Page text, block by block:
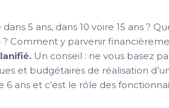
5 ans, dans 10 voire 15 ans ?
? Comment y parvenir
. Un conseil : ne vous basez
et budgétaires de réalisation
ans et c’est le rôle des